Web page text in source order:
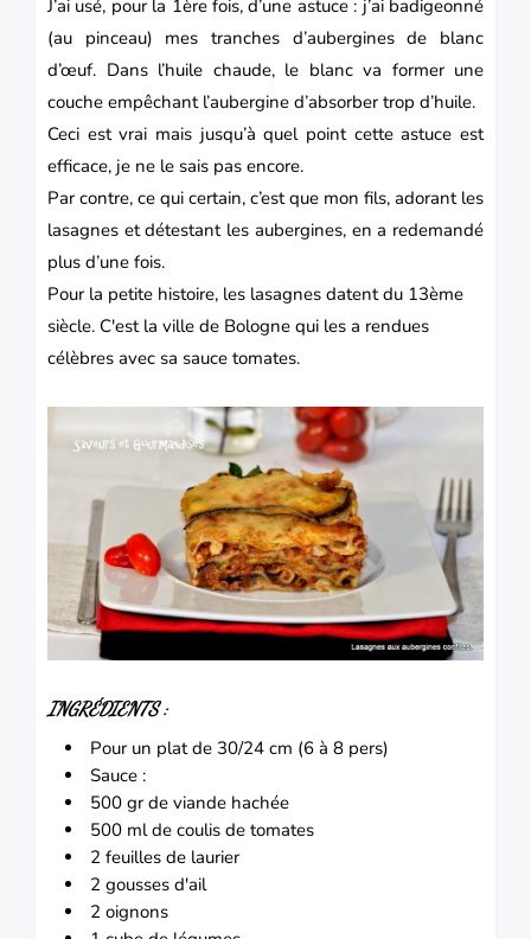
J’ai usé, pour la 1ère fois, d’une astuce : j’ai badigeonné
(au pinceau) mes tranches d’aubergines de blanc
d’œuf. Dans l’huile chaude, le blanc va former une
couche empêchant l’aubergine d’absorber trop d’huile.
Ceci est vrai mais jusqu’à quel point cette astuce est
efficace, je ne le sais pas encore.
Par contre, ce qui certain, c’est que mon fils, adorant les
lasagnes et détestant les aubergines, en a redemandé
plus d’une fois.
Pour la petite histoire, les lasagnes datent du 13ème
siècle. C'est la ville de Bologne qui les a rendues
célèbres avec sa sauce tomates.
INGRÉDIENTS :
Pour un plat de 30/24 cm (6 à 8 pers)
Sauce :
500 gr de viande hachée
500 ml de coulis de tomates
2 feuilles de laurier
2 gousses d'ail
2 oignons